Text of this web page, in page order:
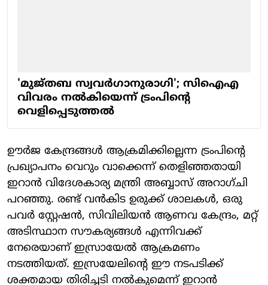
'മുജ്തബ സ്വവര്‍ഗാനുരാഗി'; സിഐഎ
വിവരം നല്‍കിയെന്ന് ട്രംപിന്റെ
വെളിപ്പെടുത്തല്‍
ഊര്‍ജ കേന്ദ്രങ്ങള്‍ ആക്രമിക്കില്ലെന്ന ട്രംപിന്റെ
പ്രഖ്യാപനം വെറും വാക്കെന്ന് തെളിഞ്ഞതായി
ഇറാന്‍ വിദേശകാര്യ മന്ത്രി അബ്ബാസ് അറാഗ്ചി
പറഞ്ഞു. രണ്ട് വന്‍കിട ഉരുക്ക് ശാലകള്‍, ഒരു
പവര്‍ സ്റ്റേഷന്‍, സിവിലിയന്‍ ആണവ കേന്ദ്രം, മറ്റ്
അടിസ്ഥാന സൗകര്യങ്ങള്‍ എന്നിവക്ക്
നേരെയാണ് ഇസ്രായേല്‍ ആക്രമണം
നടത്തിയത്. ഇസ്രയേലിന്റെ ഈ നടപടിക്ക്
ശക്തമായ തിരിച്ചടി നല്‍കുമെന്ന് ഇറാന്‍